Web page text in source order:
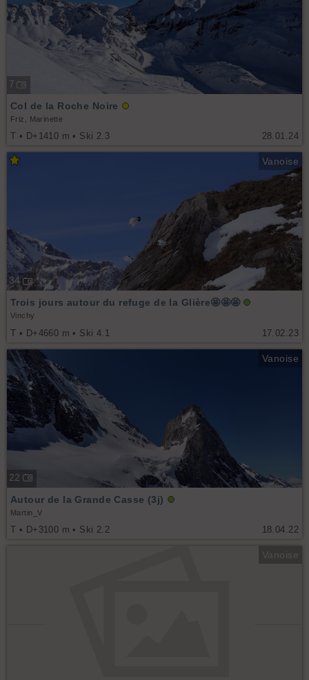
7
28.01.24
Col de la Roche Noire
Friz, Marinette
T • D+1410 m • Ski 2.3
Vanoise
34
17.02.23
Trois jours autour du refuge de la Glière🤩🤩🤩
Vinchy
T • D+4660 m • Ski 4.1
Vanoise
22
18.04.22
Autour de la Grande Casse (3j)
Martin_V
T • D+3100 m • Ski 2.2
Vanoise